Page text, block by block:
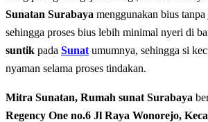
Sunatan Surabaya menggunakan bius
sehingga proses bius lebih minimal nyeri di
suntik pada Sunat umumnya, sehingga si
nyaman selama proses tindakan.
Mitra Sunatan, Rumah sunat Surabaya
Regency One no.6 Jl Raya Wonorejo,